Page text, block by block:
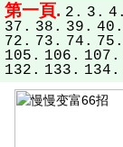
第一頁. 2. 3. 4.
37. 38. 39. 40.
72. 73. 74. 75.
105. 106. 107.
132. 133. 134.